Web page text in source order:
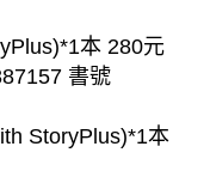
本 280元
書號
StoryPlus)*1本